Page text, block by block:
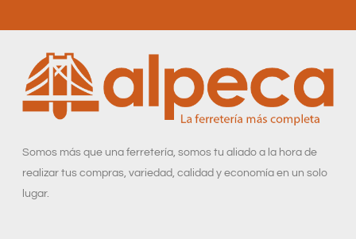
Somos más que una ferretería, somos tu aliado a la hora de
realizar tus compras, variedad, calidad y economía en un solo
lugar.